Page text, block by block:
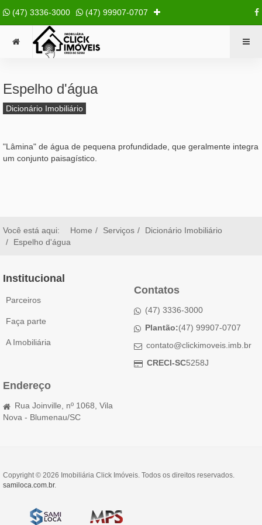
(47) 3336-3000 (47) 99907-0707
Espelho d'água
Dicionário Imobiliário
"Lâmina" de água de pequena profundidade, que geralmente integra
um conjunto paisagístico.
Você está aqui: Home Serviços
Dicionário Imobiliário
Espelho d'água
Institucional
Parceiros
Faça parte
A Imobiliária
Contatos
(47) 3336-3000
Plantão:(47) 99907-0707
contato@clickimoveis.imb.br
CRECI-SC5258J
Endereço
Rua Joinville, nº 1068, Vila
Nova - Blumenau/SC
Copyright © 2026 Imobiliária Click Imóveis. Todos os direitos reservados.
samiloca.com.br.